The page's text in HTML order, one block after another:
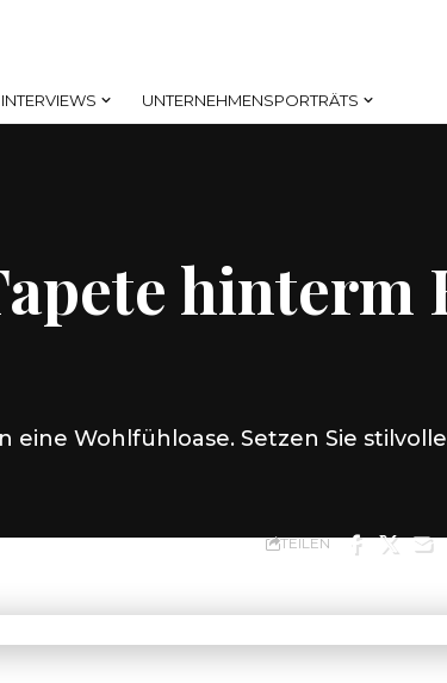
INTERVIEWS UNTERNEHMENSPORTRÄTS
hinterm
Wohlfühloase. Setzen Sie
TEILEN